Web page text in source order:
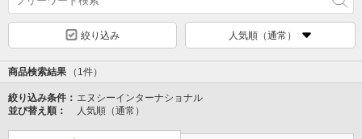
絞り込み 人気順（通常）
商品検索結果 （1件）
絞り込み条件： エヌシーインターナショナル
並び替え順：
人気順（通常）